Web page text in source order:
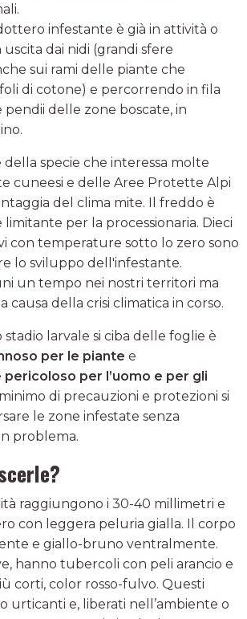
infestante è già in attività o
uscita dai nidi (grandi sfere
sui rami delle piante che
di cotone) e percorrendo in fila
pendii delle zone boscate, in
della specie che interessa molte
cuneesi e delle Aree Protette Alpi
del clima mite. Il freddo è
per la processionaria. Dieci
con temperature sotto lo zero sono
lo sviluppo dell'infestante.
un tempo nei nostri territori ma
causa della crisi climatica in corso.
stadio larvale si ciba delle foglie è
per le piante e
per l’uomo e per gli
di precauzioni e protezioni si
le zone infestate senza
problema.
raggiungono i 30-40 millimetri e
con leggera peluria gialla. Il corpo
e giallo-bruno ventralmente.
hanno tubercoli con peli arancio e
corti, color rosso-fulvo. Questi
urticanti e, liberati nell’ambiente o